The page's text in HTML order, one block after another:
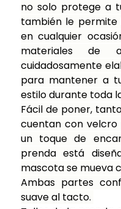
no solo protege a
también le
en cualquier
materiales de
cuidadosamente
para mantener a
estilo durante toda
Fácil de poner,
cuentan con velcro
un toque de
prenda está
mascota se mueva
Ambas partes
suave al tacto.